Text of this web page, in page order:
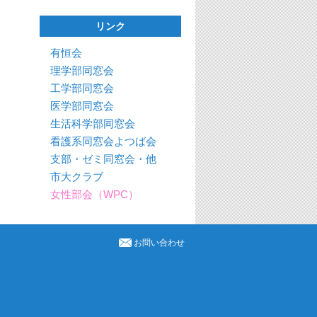
リンク
有恒会
理学部同窓会
工学部同窓会
医学部同窓会
生活科学部同窓会
看護系同窓会よつば会
支部・ゼミ同窓会・他
市大クラブ
女性部会（WPC）
お問い合わせ